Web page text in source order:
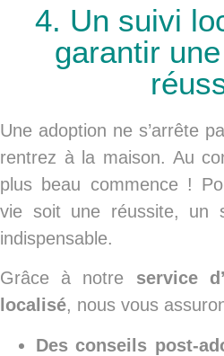
4. Un suivi
garantir
Une adoption ne s’arrête
rentrez à la maison. Au
plus beau commence !
vie soit une réussite, un
indispensable.
Grâce à notre service
localisé, nous vous
Des conseils post-